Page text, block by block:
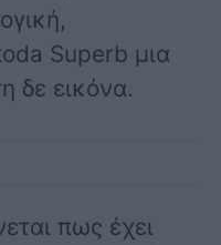
Superb μια
δε εικόνα.
πως έχει